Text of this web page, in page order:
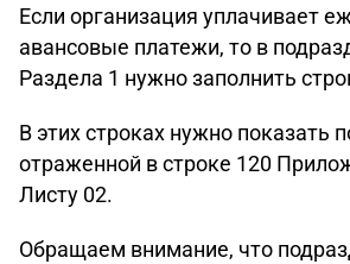
Если организация уплачивает
авансовые платежи, то в
Раздела 1 нужно заполнить
В этих строках нужно показать
отраженной в строке 120
Листу 02.
Обращаем внимание, что